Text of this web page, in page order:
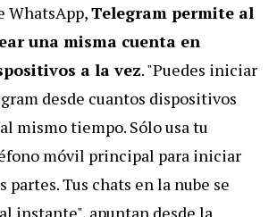
WhatsApp,Telegram permite al
una misma cuenta en
a la vez. "Puedes iniciar
desde cuantos dispositivos
mismo tiempo. Sólo usa tu
móvil principal para iniciar
partes. Tus chats en la nube se
instante", apuntan desde la